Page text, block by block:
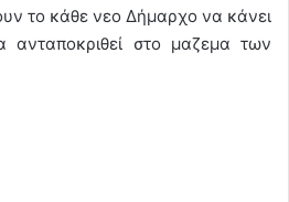
το κάθε νεο Δήμαρχο να κάνει
στο μαζεμα των